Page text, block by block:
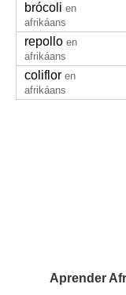
brócoli en
afrikáans
repollo en
afrikáans
coliflor en
afrikáans
Aprender